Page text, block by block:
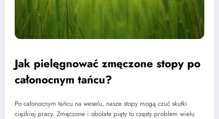
Jak pielęgnować zmęczone stopy po
całonocnym tańcu?
Po całonocnym tańcu na weselu, nasze stopy mogą czuć skutki
ciężkiej pracy. Zmęczone i obolałe pięty to częsty problem wielu